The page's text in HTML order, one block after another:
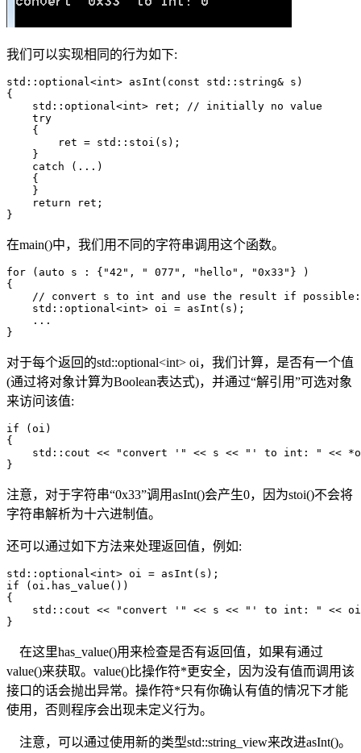
我们可以实现相同的行为如下:
std::optional<int> asInt(const std::string& s)
{
    std::optional<int> ret; // initially no value
    try
    {
        ret = std::stoi(s);
    }
    catch (...)
    {
    }
    return ret;
}
在main()中，我们用不同的字符串调用这个函数。
for (auto s : {"42", " 077", "hello", "0x33"} )
{
    // convert s to int and use the result if possible:
    std::optional<int> oi = asInt(s);
    ...
}
对于每个返回的std::optional<int> oi，我们计算，是否有一个值
(通过将对象计算为Boolean表达式)，并通过“解引用”可选对象
来访问该值:
if (oi)
{
std::cout << "convert '" << s << "' to int: " <<
}
注意，对于字符串“0x33”调用asInt()会产生0，因为stoi()不会将
字符串解析为十六进制值。
还可以通过如下方法来处理返回值，例如:
std::optional<int> oi = asInt(s);
if (oi.has_value())
{
std::cout << "convert '" << s << "' to int: " <<
}
在这里has_value()用来检查是否有返回值，如果有通过
value()来获取。value()比操作符*更安全，因为没有值而调用该
接口的话会抛出异常。操作符*只有你确认有值的情况下才能
使用，否则程序会出现未定义行为。
注意，可以通过使用新的类型std::string_view来改进asInt()。